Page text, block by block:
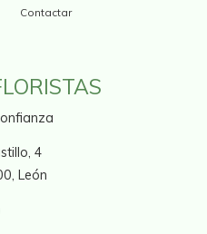
Contactar
4
León